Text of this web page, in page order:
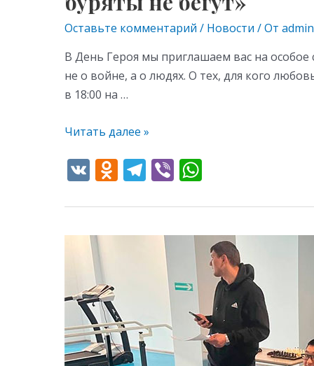
Оставьте комментарий / Новости / От admin
В День Героя мы приглашаем вас на особое
не о войне, а о людях. О тех, для кого
в 18:00 на …
Читать далее »
V O
n
o
s
ni
ki
T
e
gr
Vi
er at
s
A
p
p
Первенство
шашакам
в
рамках
фестиваля
«Урагшаа»